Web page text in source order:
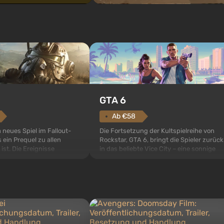
neues Spiel im Fallout-
ein Prequel zu allen
Die Ereignisse
GTA 6
Ab €58
Die Fortsetzung der Kultspielreihe von
Rockstar, GTA 6, bringt die Spieler zurück
in das beliebte Vice City – eine sonnige